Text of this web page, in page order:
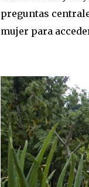
preguntas
mujer para